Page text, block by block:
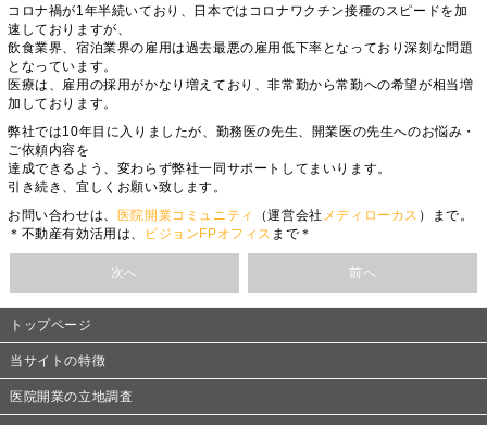
コロナ禍が1年半続いており、日本ではコロナワクチン接種のスピードを加
速しておりますが、
飲食業界、宿泊業界の雇用は過去最悪の雇用低下率となっており深刻な問題
となっています。
医療は、雇用の採用がかなり増えており、非常勤から常勤への希望が相当増
加しております。
弊社では10年目に入りましたが、勤務医の先生、開業医の先生へのお悩み・
ご依頼内容を
達成できるよう、変わらず弊社一同サポートしてまいります。
引き続き、宜しくお願い致します。
お問い合わせは、
医院開業コミュニティ （運営会社 メディローカス ）まで。
＊不動産有効活用は、
ビジョンFPオフィス まで＊
次へ 前へ
トップページ
当サイトの特徴
医院開業の立地調査